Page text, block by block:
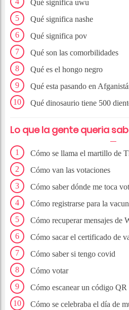
Qué significa uwu
Qué significa nashe
Qué significa pov
Qué son las comorbilidades
Qué es el hongo negro
Qué esta pasando en
Qué dinosaurio tiene 500
Lo que la gente queria
Cómo se llama el martillo de
Cómo van las votaciones
Cómo saber dónde me toca
Cómo registrarse para la
Cómo recuperar mensajes de
Cómo sacar el certificado de
Cómo saber si tengo covid
Cómo votar
Cómo escanear un código QR
Cómo se celebraba el día de